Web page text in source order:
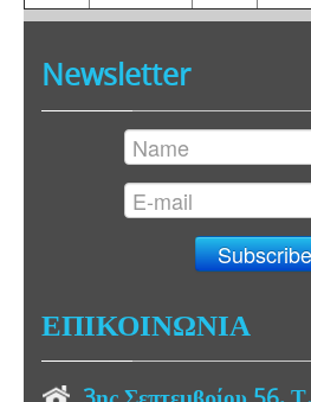
Newsletter
ΕΠΙΚΟΙΝΩΝΙΑ